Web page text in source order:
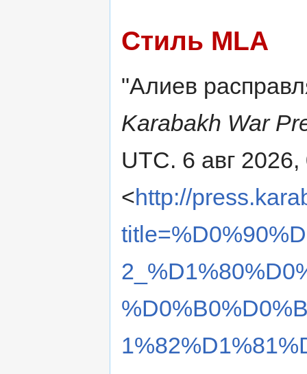
Стиль MLA
"Алиев
Karabakh War
UTC. 6 авг
<http://